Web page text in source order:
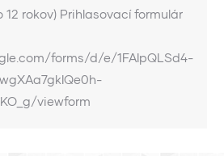
rokov) Prihlasovací formulár
forms/d/e/1FAIpQLSd4-
viewform